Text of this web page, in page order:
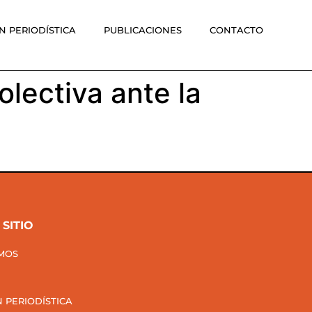
PERIODÍSTICA PUBLICACIONES CONTACTO
ante la
PERIODÍSTICA